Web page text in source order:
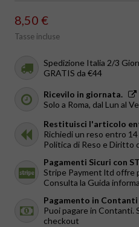
8,50 €
Tasse incluse
Spedizione Italia 2/3
GRATIS da €44
Ricevilo in giornata.
Solo a Roma, dal Lun al
Restituisci l'articolo
Richiedi un reso entro
Politica di Reso e Diritto
Pagamenti Sicuri con
Stripe Payment ltd offre
Consulta la Guida
Pagamento in Contanti
Puoi pagare in Contanti.
checkout